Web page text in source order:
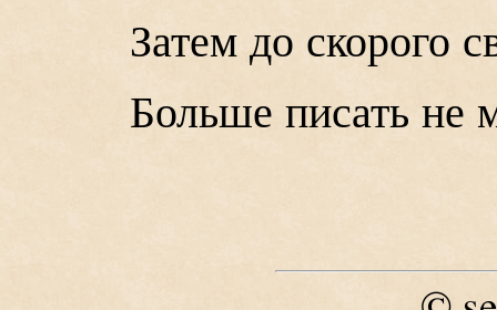
Затем до скорого
Больше писать не